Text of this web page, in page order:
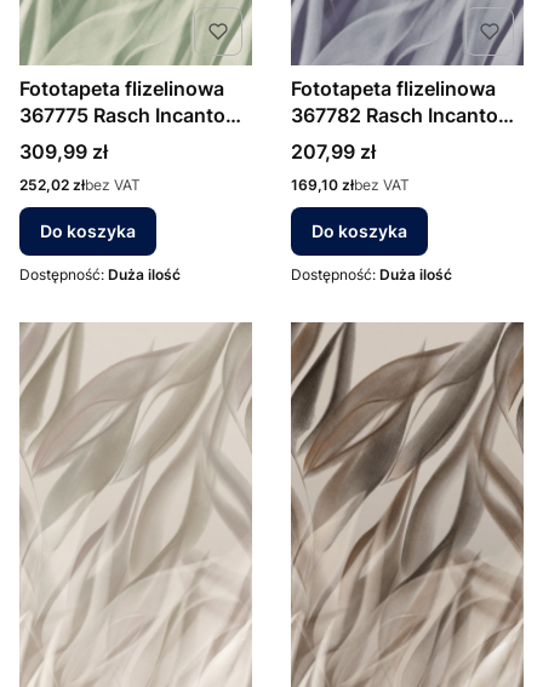
Fototapeta flizelinowa
367775 Rasch Incanto
natura trawy liście
Cena
309,99 zł
Cena
252,02 złbez VAT
Do koszyka
Dostępność: Duża ilość
Fototapeta flizelinowa
367782 Rasch Incanto
natura trawy liście
Cena
207,99 zł
Cena
169,10 złbez VAT
Do koszyka
Dostępność: Duża ilość